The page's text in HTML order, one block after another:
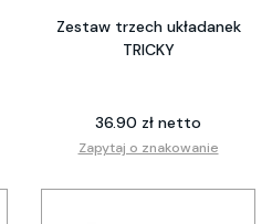
Zestaw trzech układanek
TRICKY
36.90 zł netto
Zapytaj o znakowanie